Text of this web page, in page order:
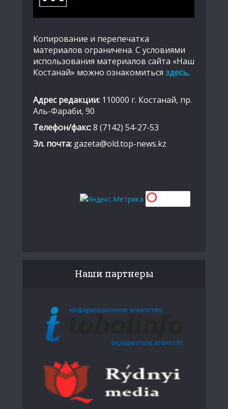
Копирование и перепечатка
материалов ограничена. С условиями
использования материалов сайта «Наш
Костанай» можно ознакомиться здесь.
Адрес редакции: 110000 г. Костанай, пр.
Аль-Фараби, 90
Телефон/факс:8 (7142) 54-27-53
Эл. почта: gazeta@old.top-news.kz
Наши партнеры